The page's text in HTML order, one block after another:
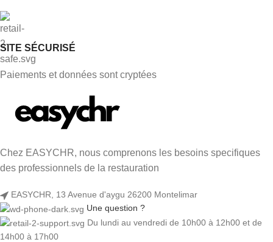
SITE SÉCURISÉ
Paiements et données sont cryptées
Chez EASYCHR, nous comprenons les besoins specifiques
des professionnels de la restauration
EASYCHR, 13 Avenue d'aygu 26200 Montelimar
Une question ?
Du lundi au vendredi de 10h00 à 12h00 et de
14h00 à 17h00